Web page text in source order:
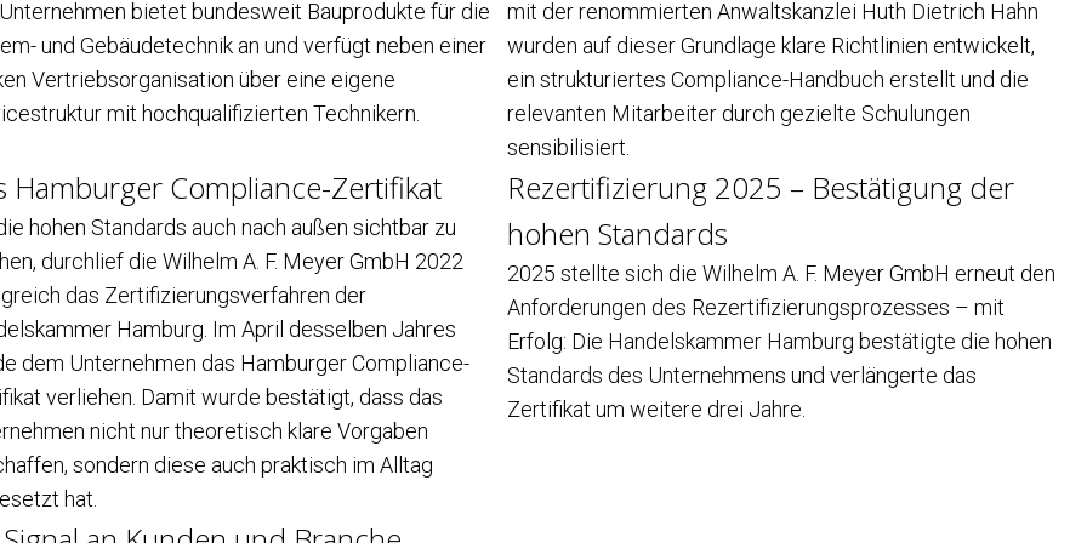
bietet bundesweit Bauprodukte für die
und Gebäudetechnik an und verfügt neben einer
Vertriebsorganisation über eine eigene
mit hochqualifizierten Technikern.
mit der renommierten Anwaltskanzlei Huth Dietrich Hahn
wurden auf dieser Grundlage klare Richtlinien entwickelt,
ein strukturiertes Compliance-Handbuch erstellt und die
relevanten Mitarbeiter durch gezielte Schulungen
sensibilisiert.
Hamburger Compliance-Zertifikat
hohen Standards auch nach außen sichtbar zu
durchlief die Wilhelm A. F. Meyer GmbH 2022
das Zertifizierungsverfahren der
Hamburg. Im April desselben Jahres
dem Unternehmen das Hamburger Compliance-
verliehen. Damit wurde bestätigt, dass das
nicht nur theoretisch klare Vorgaben
sondern diese auch praktisch im Alltag
hat.
Rezertifizierung 2025 – Bestätigung der
hohen Standards
2025 stellte sich die Wilhelm A. F. Meyer GmbH erneut den
Anforderungen des Rezertifizierungsprozesses – mit
Erfolg: Die Handelskammer Hamburg bestätigte die hohen
Standards des Unternehmens und verlängerte das
Zertifikat um weitere drei Jahre.